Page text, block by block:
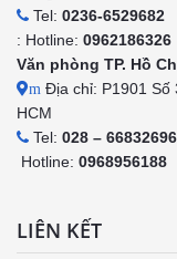
Tel: 0236-6529682
: Hotline: 0962186326
Văn phòng TP. Hồ
m Địa chỉ: P1901 Số
HCM
Tel: 028 – 66832696
Hotline: 0968956188
LIÊN KẾT